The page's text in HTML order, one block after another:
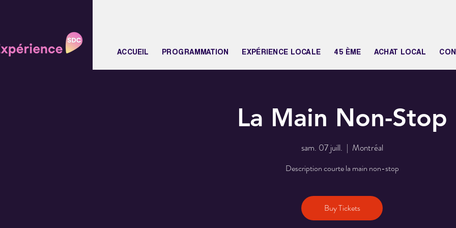
ACCUEIL PROGRAMMATION EXPÉRIENCE LOCALE 45 ÈME ACHAT LOCAL
La Main Non-Stop
sam. 07 juill.
  |
Montréal
Description courte la main non-stop
Buy Tickets